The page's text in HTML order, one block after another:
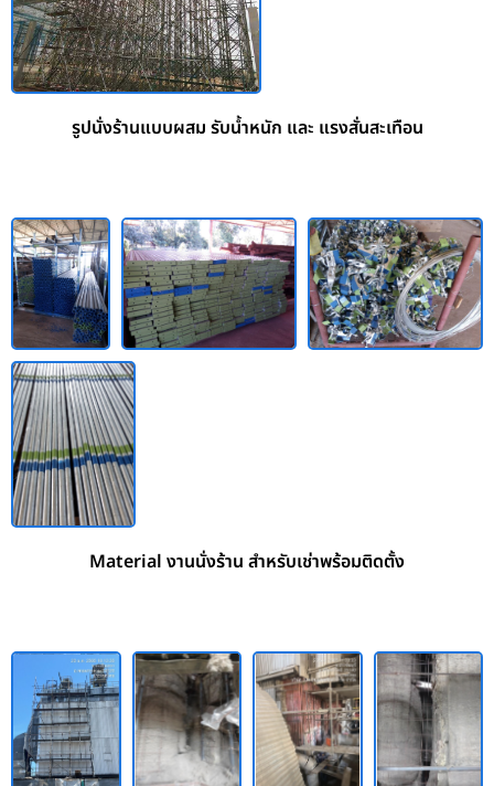
รูปนั่งร้านแบบผสม รับน้ำหนัก และ แรงสั่นสะเทือน
Material งานนั่งร้าน สำหรับเช่าพร้อมติดตั้ง